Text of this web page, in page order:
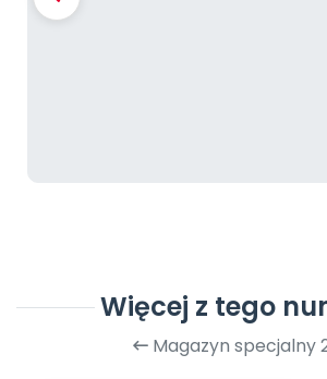
Więcej z tego
Magazyn specjalny